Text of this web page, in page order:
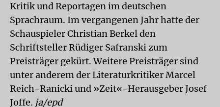
Kritik und Reportagen im deutschen
Sprachraum. Im vergangenen Jahr hatte der
Schauspieler Christian Berkel den
Schriftsteller Rüdiger Safranski zum
Preisträger gekürt. Weitere Preisträger sind
unter anderem der Literaturkritiker Marcel
Reich-Ranicki und »Zeit«-Herausgeber Josef
Joffe. ja/epd